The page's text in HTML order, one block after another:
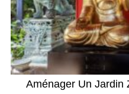
Aménager Un Jardin